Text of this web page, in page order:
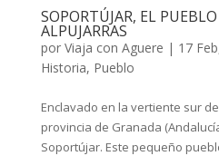
SOPORTÚJAR, EL
ALPUJARRAS
por Viaja con Aguere | 17
Historia, Pueblo
Enclavado en la vertiente sur
provincia de Granada
Soportújar. Este pequeño